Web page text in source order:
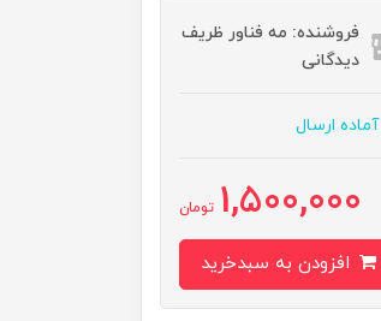
فروشنده: مه فناور ظریف
دیدگانی
آماده ارسال
1,500,000 تومان